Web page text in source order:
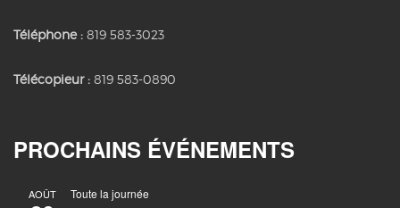
Téléphone : 819 583-3023
Télécopieur : 819 583-0890
PROCHAINS ÉVÉNEMENTS
AOÛT Toute la journée